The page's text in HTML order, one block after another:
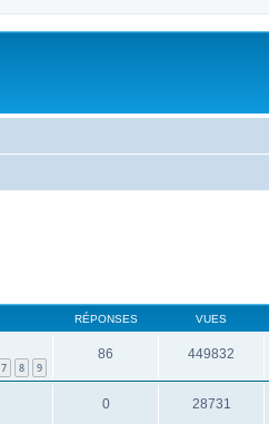
RÉPONSES VUES
7 8 9
86 449832
0 28731